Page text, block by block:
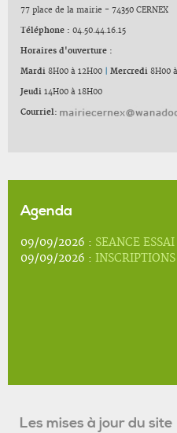
77 place de la mairie - 74350 CERNEX
Téléphone : 04.50.44.16.15
Horaires d'ouverture :
Mardi 8H00 à 12H00 Mercredi 8H00
Jeudi 14H00 à 18H00
Courriel:
Agenda
09/09/2026 : SEANCE
09/09/2026 :
Les mises à jour du site